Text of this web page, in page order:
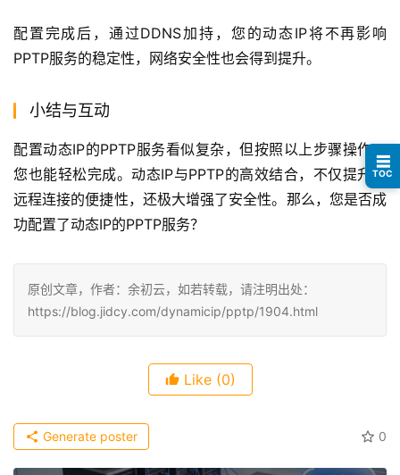
配置完成后，通过DDNS加持，您的动态IP将不再影响
PPTP服务的稳定性，网络安全性也会得到提升。
小结与互动
配置动态IP的PPTP服务看似复杂，但按照以上步骤操作，
您也能轻松完成。动态IP与PPTP的高效结合，不仅提升了
远程连接的便捷性，还极大增强了安全性。那么，您是否成
功配置了动态IP的PPTP服务？
原创文章，作者：余初云，如若转载，请注明出处：
https://blog.jidcy.com/dynamicip/pptp/1904.html
Like (0)
0
Generate poster
☰
TOC